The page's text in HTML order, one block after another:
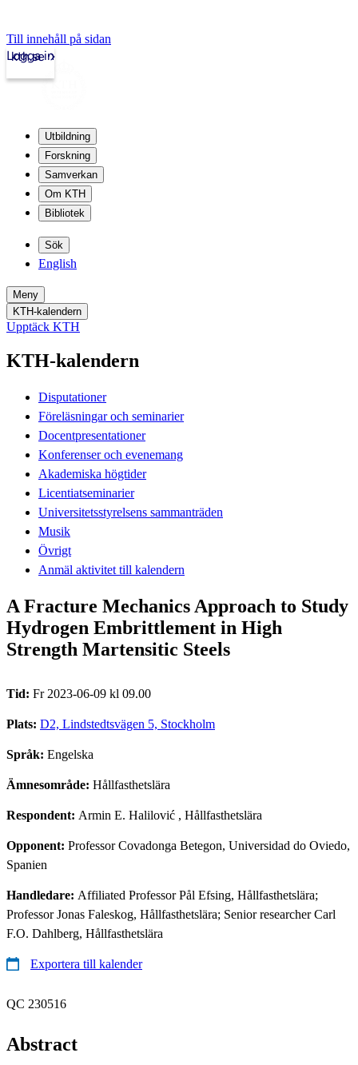
Till innehåll på sidan
kth.se
Logga in
Utbildning
Forskning
Samverkan
Om KTH
Bibliotek
Sök
English
Meny
KTH-kalendern
Upptäck KTH
KTH-kalendern
Disputationer
Föreläsningar och seminarier
Docentpresentationer
Konferenser och evenemang
Akademiska högtider
Licentiatseminarier
Universitetsstyrelsens sammanträden
Musik
Övrigt
Anmäl aktivitet till kalendern
A Fracture Mechanics Approach to Study
Hydrogen Embrittlement in High
Strength Martensitic Steels
Tid: Fr 2023-06-09 kl 09.00
Plats: D2, Lindstedtsvägen 5, Stockholm
Språk: Engelska
Ämnesområde: Hållfasthetslära
Respondent: Armin E. Halilović , Hållfasthetslära
Opponent: Professor Covadonga Betegon, Universidad do Oviedo,
Spanien
Handledare: Affiliated Professor Pål Efsing, Hållfasthetslära;
Professor Jonas Faleskog, Hållfasthetslära; Senior researcher Carl
F.O. Dahlberg, Hållfasthetslära
Exportera till kalender
QC 230516
Abstract